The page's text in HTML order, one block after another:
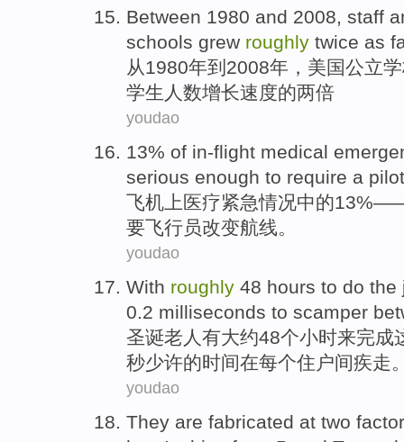
Between 1980 and 2008, staff
schools grew roughly twice as
从1980年到2008年， 美国公立
学生 人数增长速度的两倍
youdao
13% of in-flight medical
serious enough to require a pilot
飞机上 医疗紧急情况中的
要飞行员改变航线。
youdao
With roughly 48 hours to do the
0.2 milliseconds to scamper
圣诞老人 有大约48个小时来完成
秒少许的时间在每个住户间疾走
youdao
They are fabricated at two